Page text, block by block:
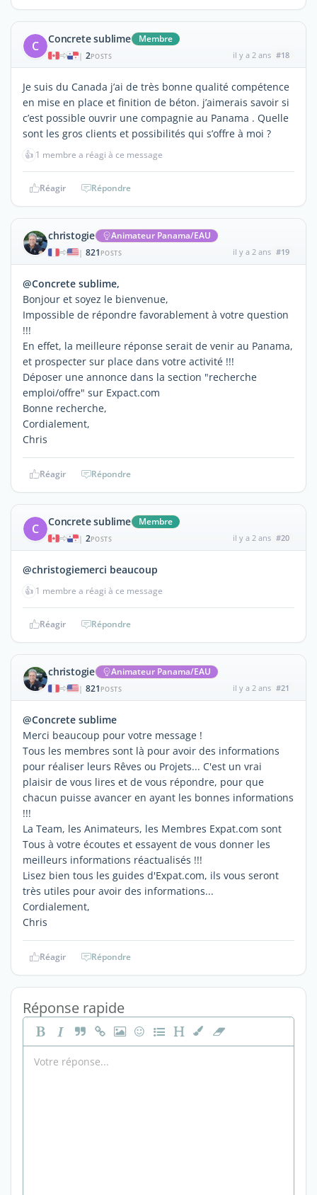
C Concrete sublime Membre
| 2POSTS il y a 2 ans #18
Je suis du Canada j’ai de très bonne qualité compétence
en mise en place et finition de béton. j’aimerais savoir si
c’est possible ouvrir une compagnie au Panama . Quelle
sont les gros clients et possibilités qui s’offre à moi ?
👍 1 membre a réagi à ce message
Réagir Répondre
christogie Animateur Panama/EAU
| 821 POSTS il y a 2 ans #19
@Concrete sublime,
Bonjour et soyez le bienvenue,
Impossible de répondre favorablement à votre question
!!!
En effet, la meilleure réponse serait de venir au Panama,
et prospecter sur place dans votre activité !!!
Déposer une annonce dans la section "recherche
emploi/offre" sur Expact.com
Bonne recherche,
Cordialement,
Chris
Réagir Répondre
C Concrete sublime Membre
| 2POSTS il y a 2 ans #20
@christogiemerci beaucoup
👍 1 membre a réagi à ce message
Réagir Répondre
christogie Animateur Panama/EAU
| 821 POSTS il y a 2 ans #21
@Concrete sublime
Merci beaucoup pour votre message !
Tous les membres sont là pour avoir des informations
pour réaliser leurs Rêves ou Projets... C'est un vrai
plaisir de vous lires et de vous répondre, pour que
chacun puisse avancer en ayant les bonnes informations
!!!
La Team, les Animateurs, les Membres Expat.com sont
Tous à votre écoutes et essayent de vous donner les
meilleurs informations réactualisés !!!
Lisez bien tous les guides d'Expat.com, ils vous seront
très utiles pour avoir des informations...
Cordialement,
Chris
Réagir Répondre
Réponse rapide